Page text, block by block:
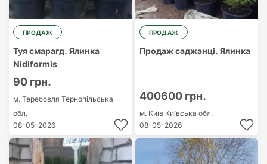
ПРОДАЖ
Туя смарагд. Ялинка
Nidiformis
90 грн.
м. Теребовля Тернопільська
обл.
08-05-2026
ПРОДАЖ
Продаж саджанці. Ялинка
400600 грн.
м. Київ Київська обл.
08-05-2026